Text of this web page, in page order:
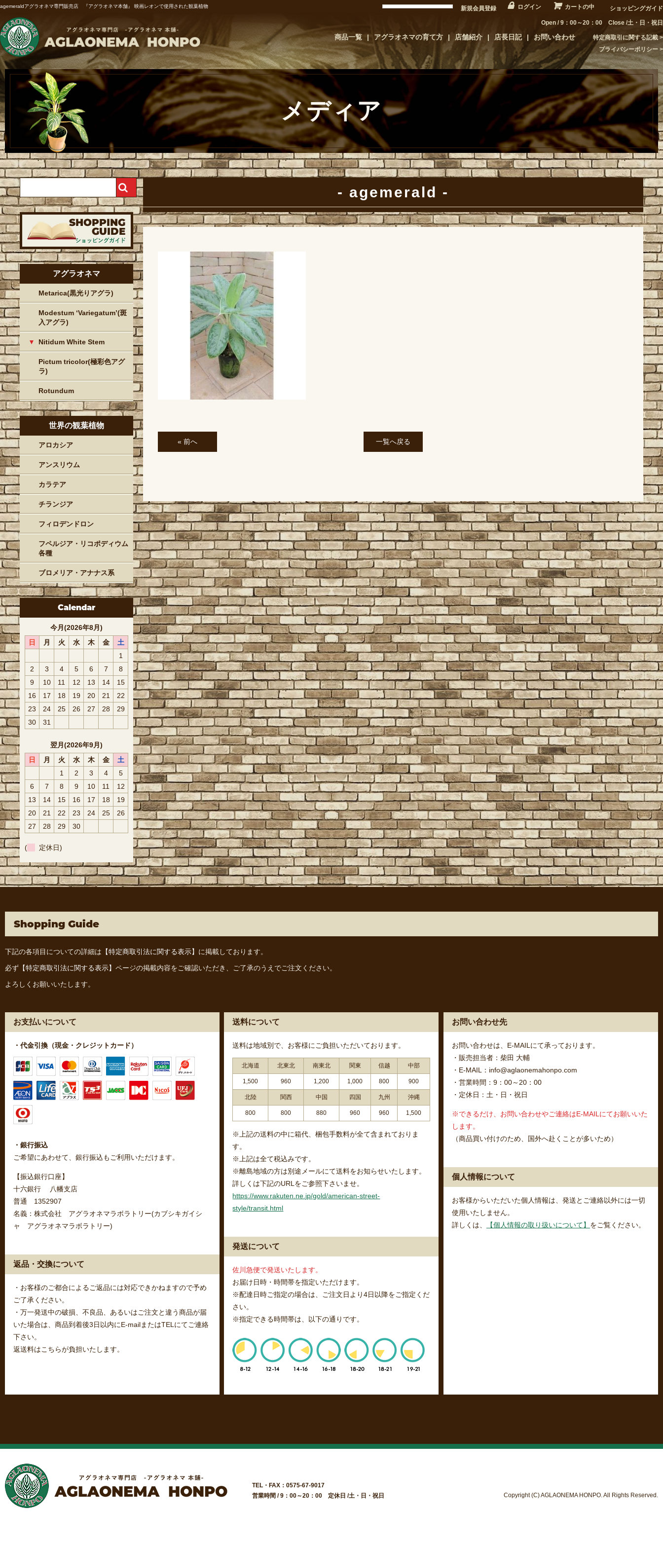
agemeraldアグラオネマ専門販売店 『アグラオネマ本舗』 映画レオンで使用された観葉植物 新規会員登録 ログイン カートの中 ショッピングガイド
Open / 9：00～20：00 Close /土・日・祝日
商品一覧 アグラオネマの育て方 店舗紹介 店長日記 お問い合わせ
特定商取引に関する記載
プライバシーポリシー
メディア
agemerald
« 前へ 一覧へ戻る
アグラオネマ
Metarica(黒光りアグラ)
Modestum ‘Variegatum’(斑
入アグラ)
Nitidum White Stem
Pictum tricolor(極彩色アグ
ラ)
Rotundum
世界の観葉植物
アロカシア
アンスリウム
カラテア
チランジア
フィロデンドロン
フペルジア・リコポディウム
各種
ブロメリア・アナナス系
Calendar
今月(2026年8月)
日
月 火 水 木 金
土
1
2
3 4 5 6 7
8
9
10 11 12 13 14
15
16
17 18 19 20 21
22
23
24 25 26 27 28
29
30
31
翌月(2026年9月)
日
月 火 水 木 金
土
1
2 3 4
5
6
7 8 9 10 11
12
13
14 15 16 17 18
19
20
21 22 23 24 25
26
27
28 29 30
( 定休日)
Shopping Guide
下記の各項目についての詳細は 【特定商取引法に関する表示】 に掲載しております。
必ず 【特定商取引法に関する表示】 ページの掲載内容をご確認いただき、ご了承のうえでご注文ください。
よろしくお願いいたします。
お支払いについて
・代金引換（現金・クレジットカード）
・銀行振込
ご希望にあわせて、銀行振込もご利用いただけます。
【振込銀行口座】
十六銀行 八幡支店
普通 1352907
名義：株式会社 アグラオネマラボラトリー(カブシキガイシ
ャ アグラオネマラボラトリー)
返品・交換について
・お客様のご都合によるご返品には対応できかねますので予め
ご了承ください。
・万一発送中の破損、不良品、あるいはご注文と違う商品が届
いた場合は、商品到着後3日以内にE-mailまたはTELにてご連絡
下さい。
返送料はこちらが負担いたします。
送料について
送料は地域別で、お客様にご負担いただいております。
北海道 北東北 南東北 関東 信越 中部
1,500 960 1,200 1,000 800 900
北陸 関西 中国 四国 九州 沖縄
800 800 880 960 960 1,500
※上記の送料の中に箱代、梱包手数料が全て含まれておりま
す。
※上記は全て税込みです。
※離島地域の方は別途メールにて送料をお知らせいたします。
詳しくは下記のURLをご参照下さいませ。
https://www.rakuten.ne.jp/gold/american-street-
style/transit.html
発送について
佐川急便で発送いたします。
お届け日時・時間帯を指定いただけます。
※配達日時ご指定の場合は、ご注文日より4日以降をご指定くだ
さい。
※指定できる時間帯は、以下の通りです。
お問い合わせ先
お問い合わせは、E-MAILにて承っております。
・販売担当者：柴田 大輔
・E-MAIL：info@aglaonemahonpo.com
・営業時間：9：00～20：00
・定休日：土・日・祝日
※できるだけ、お問い合わせやご連絡はE-MAILにてお願いいた
します。
（商品買い付けのため、国外へ赴くことが多いため）
個人情報について
お客様からいただいた個人情報は、発送とご連絡以外には一切
使用いたしません。
詳しくは、
【個人情報の取り扱いについて】 をご覧ください。
TEL・FAX：0575-67-9017
営業時間 / 9：00～20：00 定休日 /土・日・祝日
Copyright (C) AGLAONEMA HONPO. All Rights Reserved.